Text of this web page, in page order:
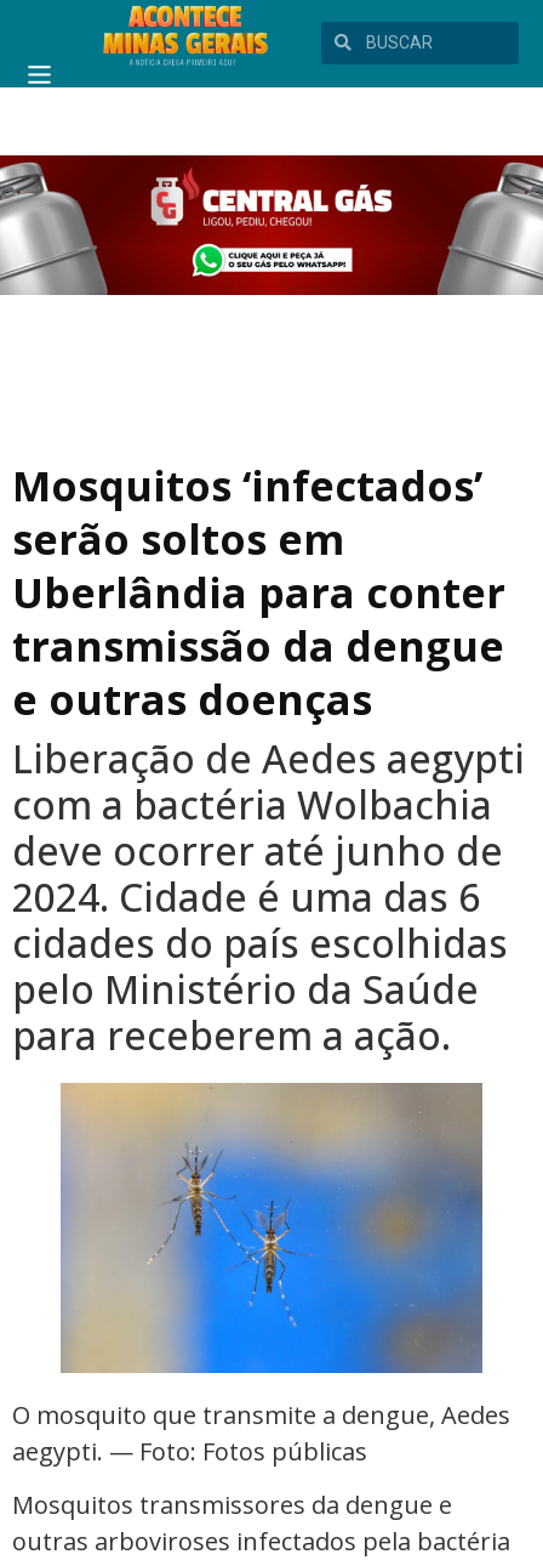
Mosquitos ‘infectados’
serão soltos em
Uberlândia para conter
transmissão da dengue
e outras doenças
Liberação de Aedes aegypti
com a bactéria Wolbachia
deve ocorrer até junho de
2024. Cidade é uma das 6
cidades do país escolhidas
pelo Ministério da Saúde
para receberem a ação.
O mosquito que transmite a dengue, Aedes
aegypti. — Foto: Fotos públicas
Mosquitos transmissores da dengue e
outras arboviroses infectados pela bactéria